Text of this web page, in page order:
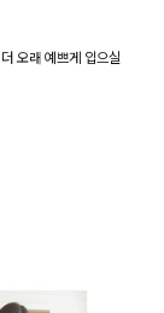
오래 예쁘게 입으실